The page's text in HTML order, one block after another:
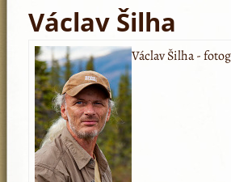
Václav Šilha
Václav Šilha -